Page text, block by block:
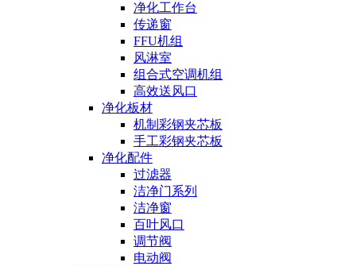
净化工作台
传递窗
FFU机组
风淋室
组合式空调机组
高效送风口
净化板材
机制彩钢夹芯板
手工彩钢夹芯板
净化配件
过滤器
洁净门系列
洁净窗
百叶风口
调节阀
电动阀